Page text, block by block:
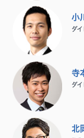
小
ダ
寺
ダ
北